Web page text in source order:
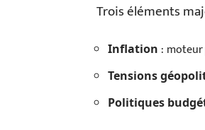
Trois éléments
Inflation :
Tensions
Politiques